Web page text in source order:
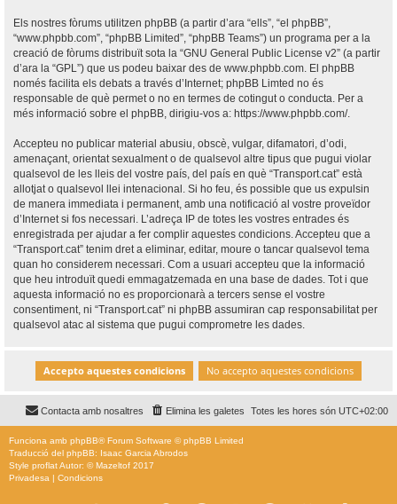
Els nostres fòrums utilitzen phpBB (a partir d’ara “ells”, “el phpBB”,
“www.phpbb.com”, “phpBB Limited”, “phpBB Teams”) un programa per a la
creació de fòrums distribuït sota la “GNU General Public License v2” (a partir
d’ara la “GPL”) que us podeu baixar des de www.phpbb.com . El phpBB
només facilita els debats a través d’Internet; phpBB Limted no és
responsable de què permet o no en termes de cotingut o conducta. Per a
més informació sobre el phpBB, dirigiu-vos a: https://www.phpbb.com/.
Accepteu no publicar material abusiu, obscè, vulgar, difamatori, d’odi,
amenaçant, orientat sexualment o de qualsevol altre tipus que pugui violar
qualsevol de les lleis del vostre país, del país en què “Transport.cat” està
allotjat o qualsevol llei intenacional. Si ho feu, és possible que us expulsin
de manera immediata i permanent, amb una notificació al vostre proveïdor
d’Internet si fos necessari. L’adreça IP de totes les vostres entrades és
enregistrada per ajudar a fer complir aquestes condicions. Accepteu que a
“Transport.cat” tenim dret a eliminar, editar, moure o tancar qualsevol tema
quan ho considerem necessari. Com a usuari accepteu que la informació
que heu introduït quedi emmagatzemada en una base de dades. Tot i que
aquesta informació no es proporcionarà a tercers sense el vostre
consentiment, ni “Transport.cat” ni phpBB assumiran cap responsabilitat per
qualsevol atac al sistema que pugui comprometre les dades.
Totes les hores són UTC+02:00
Elimina les galetes
Contacta amb nosaltres
Funciona amb phpBB® Forum Software © phpBB Limited
Traducció del phpBB: Isaac Garcia Abrodos
Style proflatAutor: ©Mazeltof 2017
Privadesa | Condicions